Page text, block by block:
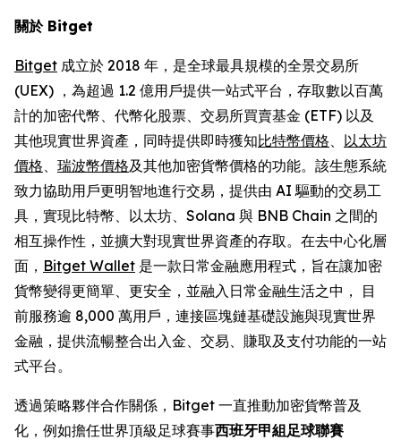
關於 Bitget
Bitget 成立於 2018 年，是全球最具規模的全景交易所
(UEX) ，為超過 1.2 億用戶提供一站式平台，存取數以百萬
計的加密代幣、代幣化股票、交易所買賣基金 (ETF) 以及
其他現實世界資產，同時提供即時獲知比特幣價格、 以太坊
價格、 瑞波幣價格及其他加密貨幣價格的功能。該生態系統
致力協助用戶更明智地進行交易，提供由 AI 驅動的交易工
具，實現比特幣、以太坊、Solana 與 BNB Chain 之間的
相互操作性，並擴大對現實世界資產的存取。在去中心化層
面， Bitget Wallet 是一款日常金融應用程式，旨在讓加密
貨幣變得更簡單、更安全，並融入日常金融生活之中， 目
前服務逾 8,000 萬用戶，連接區塊鏈基礎設施與現實世界
金融，提供流暢整合出入金、交易、賺取及支付功能的一站
式平台。
透過策略夥伴合作關係，Bitget 一直推動加密貨幣普及
化，例如擔任世界頂級足球賽事西班牙甲組足球聯賽